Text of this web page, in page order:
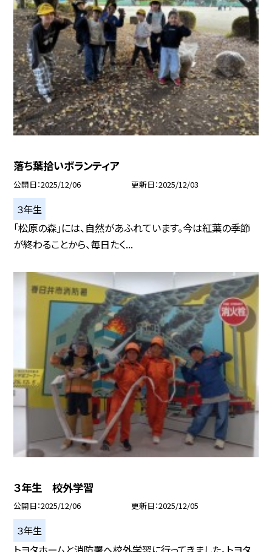
落ち葉拾いボランティア
公開日 2025/12/06 更新日 2025/12/03
３年生
「松原の森」には、自然があふれています。今は紅葉の季節
が終わることから、毎日たく...
３年生 校外学習
公開日 2025/12/06 更新日 2025/12/05
３年生